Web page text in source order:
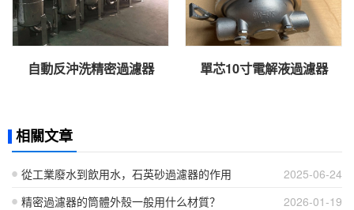
自動反沖洗精密過濾器 單芯10寸電解液過濾器
相關文章
2025-06-24
從工業廢水到飲用水，石英砂過濾器的作用
2026-01-19
精密過濾器的筒體外殼一般用什么材質？